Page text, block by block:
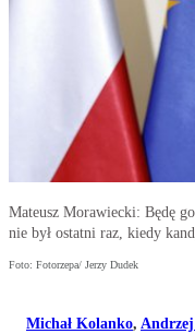
Mateusz Morawiecki: Będę
nie był ostatni raz, kiedy
Foto: Fotorzepa/ Jerzy Dudek
Michał Kolanko, Andrzej